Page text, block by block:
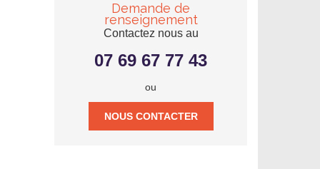
Demande de
renseignement
Contactez nous au
07 69 67 77 43
ou
NOUS CONTACTER